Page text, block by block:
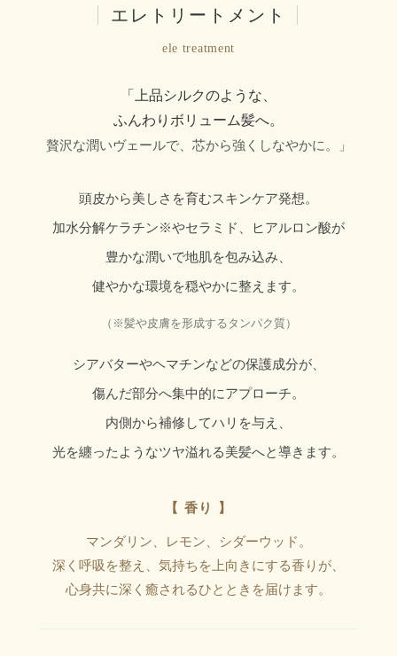
| エレトリートメント |
ele treatment
「上品シルクのような、
ふんわりボリューム髪へ。
贅沢な潤いヴェールで、芯から強くしなやかに。」
頭皮から美しさを育むスキンケア発想。
加水分解ケラチン※やセラミド、ヒアルロン酸が
豊かな潤いで地肌を包み込み、
健やかな環境を穏やかに整えます。
（※髪や皮膚を形成するタンパク質）
シアバターやヘマチンなどの保護成分が、
傷んだ部分へ集中的にアプローチ。
内側から補修してハリを与え、
光を纏ったようなツヤ溢れる美髪へと導きます。
【 香り 】
マンダリン、レモン、シダーウッド。
深く呼吸を整え、気持ちを上向きにする香りが、
心身共に深く癒されるひとときを届けます。